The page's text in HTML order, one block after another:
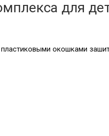
для
окошками